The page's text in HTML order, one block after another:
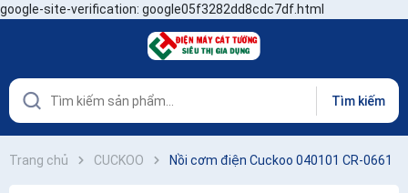
google-site-verification: google05f3282dd8cdc7df.html
Tìm kiếm
Trang chủ CUCKOO Nồi cơm điện Cuckoo 040101 CR-0661